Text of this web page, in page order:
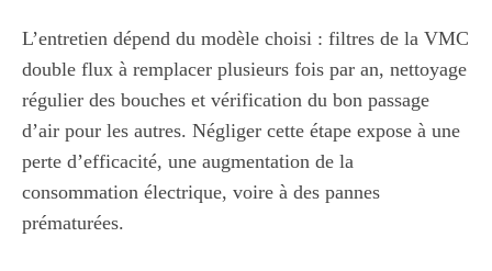
L’entretien dépend du modèle choisi : filtres de la VMC
double flux à remplacer plusieurs fois par an, nettoyage
régulier des bouches et vérification du bon passage
d’air pour les autres. Négliger cette étape expose à une
perte d’efficacité, une augmentation de la
consommation électrique, voire à des pannes
prématurées.